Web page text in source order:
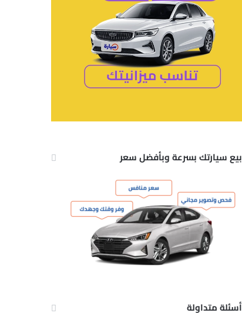
بيع سيارتك بسرعة وبأفضل سعر
أسئلة متداولة